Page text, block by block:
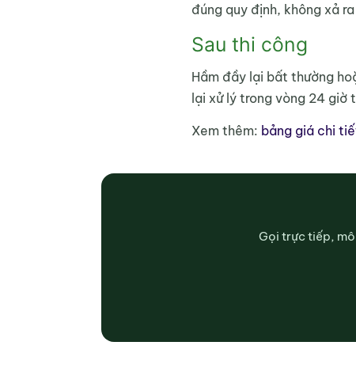
đúng quy định, không xả
Sau thi công
Hầm đầy lại bất thường
lại xử lý trong vòng 24 giờ
Xem thêm: bảng giá chi
Gọi trực tiếp,